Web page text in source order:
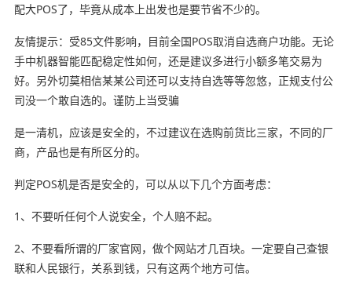
配大POS了，毕竟从成本上出发也是要节省不少的。
友情提示：受85文件影响，目前全国POS取消自选商户功能。无论
手中机器智能匹配稳定性如何，还是建议多进行小额多笔交易为
好。另外切莫相信某某公司还可以支持自选等等忽悠，正规支付公
司没一个敢自选的。谨防上当受骗
是一清机，应该是安全的，不过建议在选购前货比三家，不同的厂
商，产品也是有所区分的。
判定POS机是否是安全的，可以从以下几个方面考虑：
1、不要听任何个人说安全，个人赔不起。
2、不要看所谓的厂家官网，做个网站才几百块。一定要自己查银
联和人民银行，关系到钱，只有这两个地方可信。